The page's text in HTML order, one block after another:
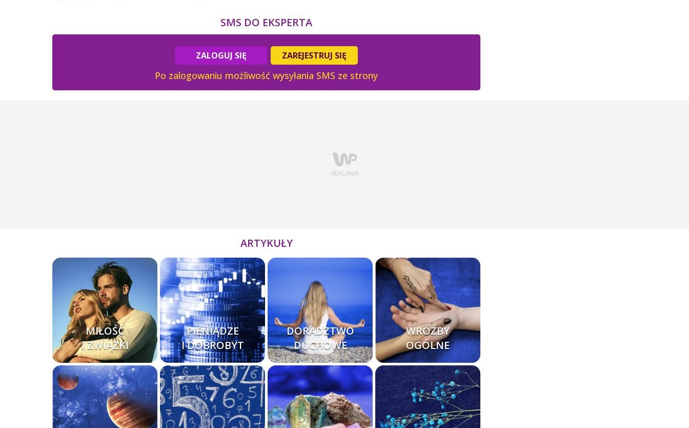
SMS DO EKSPERTA
ZALOGUJ SIĘ ZAREJESTRUJ SIĘ
Po zalogowaniu możliwość wysyłania SMS ze strony
ARTYKUŁY
MIŁOŚĆ
I ZWIĄZKI
PIENIĄDZE
I DOBROBYT
DORADZTWO
DUCHOWE
WRÓŻBY
OGÓLNE